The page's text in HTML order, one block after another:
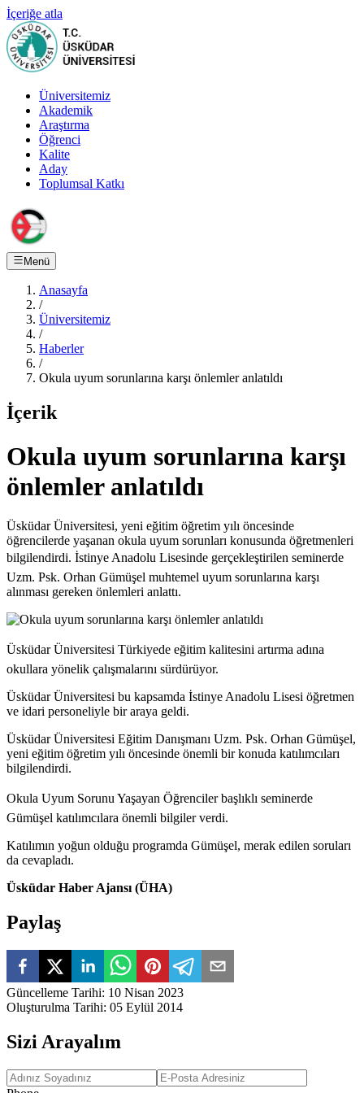
İçeriğe atla
Üniversitemiz
Akademik
Araştırma
Öğrenci
Kalite
Aday
Toplumsal Katkı
Menü
Anasayfa
/
Üniversitemiz
/
Haberler
/
Okula uyum sorunlarına karşı önlemler anlatıldı
İçerik
Okula uyum sorunlarına karşı
önlemler anlatıldı
Üsküdar Üniversitesi, yeni eğitim öğretim yılı öncesinde
öğrencilerde yaşanan okula uyum sorunları konusunda öğretmenleri
bilgilendirdi. İstinye Anadolu Lisesinde gerçekleştirilen seminerde
Uzm. Psk. Orhan Gümüşel muhtemel uyum sorunlarına karşı
alınması gereken önlemleri anlattı.
Üsküdar Üniversitesi Türkiyede eğitim kalitesini artırma adına
okullara yönelik çalışmalarını sürdürüyor.
Üsküdar Üniversitesi bu kapsamda İstinye Anadolu Lisesi öğretmen
ve idari personeliyle bir araya geldi.
Üsküdar Üniversitesi Eğitim Danışmanı Uzm. Psk. Orhan Gümüşel,
yeni eğitim öğretim yılı öncesinde önemli bir konuda katılımcıları
bilgilendirdi.
Okula Uyum Sorunu Yaşayan Öğrenciler başlıklı seminerde
Gümüşel katılımcılara önemli bilgiler verdi.
Katılımın yoğun olduğu programda Gümüşel, merak edilen soruları
da cevapladı.
Üsküdar Haber Ajansı (ÜHA)
Paylaş
Güncelleme Tarihi: 10 Nisan 2023
Oluşturulma Tarihi: 05 Eylül 2014
Sizi Arayalım